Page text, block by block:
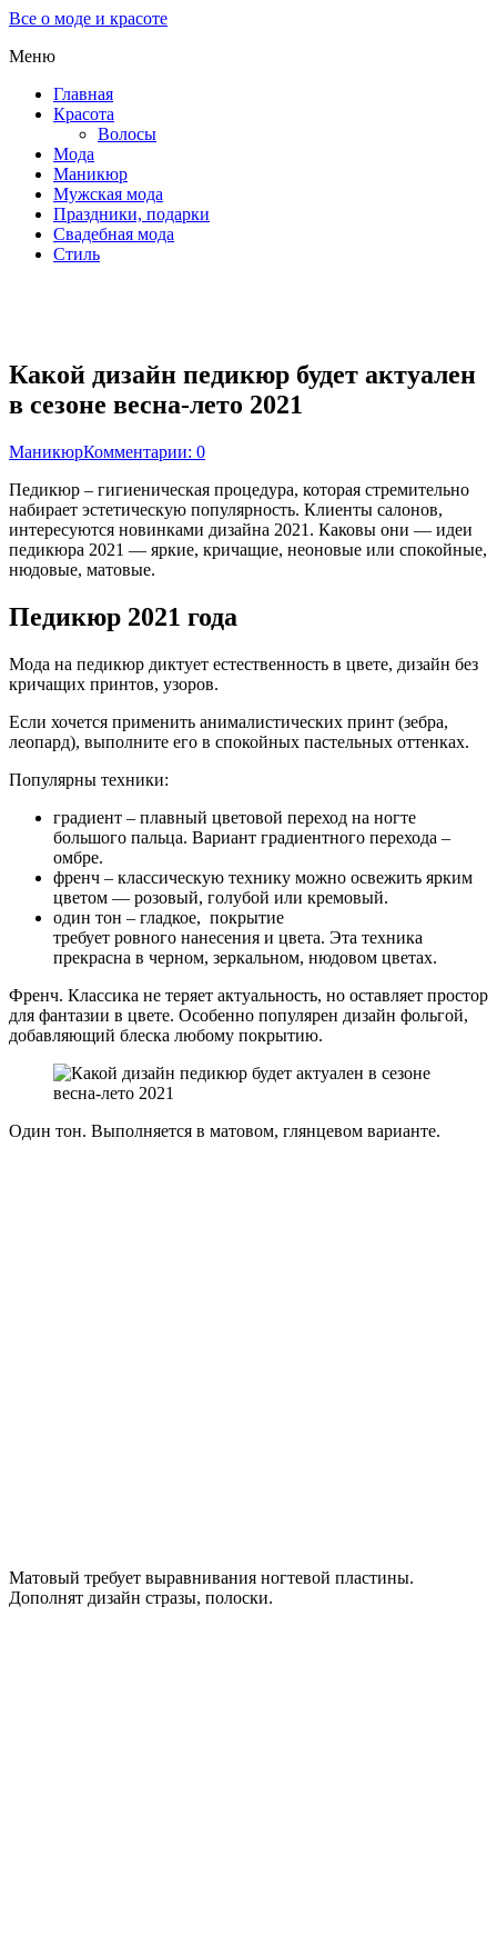
Все о моде и красоте
Меню
Главная
Красота
Волосы
Мода
Маникюр
Мужская мода
Праздники, подарки
Свадебная мода
Стиль
Какой дизайн педикюр будет актуален
в сезоне весна-лето 2021
МаникюрКомментарии: 0
Педикюр – гигиеническая процедура, которая стремительно
набирает эстетическую популярность. Клиенты салонов,
интересуются новинками дизайна 2021. Каковы они — идеи
педикюра 2021 — яркие, кричащие, неоновые или спокойные,
нюдовые, матовые.
Педикюр 2021 года
Мода на педикюр диктует естественность в цвете, дизайн без
кричащих принтов, узоров.
Если хочется применить анималистических принт (зебра,
леопард), выполните его в спокойных пастельных оттенках.
Популярны техники:
градиент – плавный цветовой переход на ногте
большого пальца. Вариант градиентного перехода –
омбре.
френч – классическую технику можно освежить ярким
цветом — розовый, голубой или кремовый.
один тон – гладкое, покрытие
требует ровного нанесения и цвета. Эта техника
прекрасна в черном, зеркальном, нюдовом цветах.
Френч. Классика не теряет актуальность, но оставляет простор
для фантазии в цвете. Особенно популярен дизайн фольгой,
добавляющий блеска любому покрытию.
Один тон. Выполняется в матовом, глянцевом варианте.
Матовый требует выравнивания ногтевой пластины.
Дополнят дизайн стразы, полоски.